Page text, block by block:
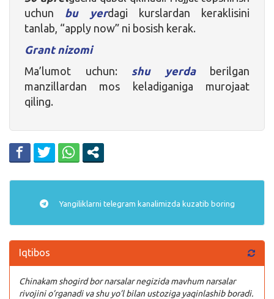
uchun bu yerdagi kurslardan keraklisini
tanlab, “apply now” ni bosish kerak.
Grant nizomi
Ma’lumot uchun: shu yerdaberilgan
manzillardan mos keladiganiga murojaat
qiling.
Yangiliklarni telegram kanalimizda kuzatib boring
Iqtibos
Chinakam shogird bor narsalar negizida mavhum narsalar
rivojini o’rganadi va shu yo’l bilan ustoziga yaqinlashib boradi.